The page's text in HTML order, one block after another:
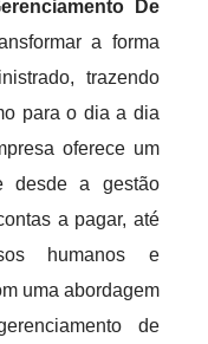
De
a forma
trazendo
para o dia a dia
oferece um
desde a gestão
a pagar, até
humanos e
uma abordagem
de